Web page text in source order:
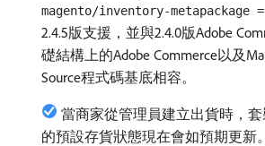
magento/inventory-metapackage
2.4.5版支援，並與2.4.0版Adobe
礎結構上的Adobe Commerce以及
Source程式碼基底相容。
當商家從管理員建立出貨時，
的預設存貨狀態現在會如預期更新